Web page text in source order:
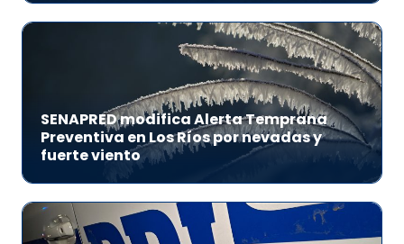
SENAPRED modifica Alerta Temprana
Preventiva en Los Ríos por nevadas y
fuerte viento